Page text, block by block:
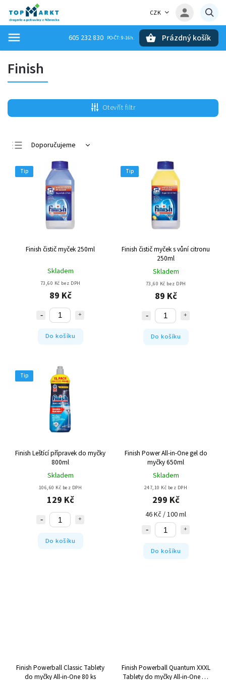
CZK
605 232 830 Prázdný košík
Finish
Otevřít filtr
Doporučujeme
Nejlevnější
Nejdražší
Nejprodávanější
Abecedně
Tip
Finish čistič myček 250ml
Skladem
73,60 Kč bez DPH
89 Kč
Do košíku
Tip
Finish čistič myček s vůní citronu
250ml
Skladem
73,60 Kč bez DPH
89 Kč
Do košíku
Tip
Finish Leštící přípravek do myčky
800ml
Skladem
106,60 Kč bez DPH
129 Kč
Do košíku
Finish Power All-in-One gel do
myčky 650ml
Skladem
247,10 Kč bez DPH
299 Kč
46 Kč / 100 ml
Do košíku
Finish Powerball Classic Tablety
do myčky All-in-One 80 ks
Finish Powerball Quantum XXXL
Tablety do myčky All-in-One 90